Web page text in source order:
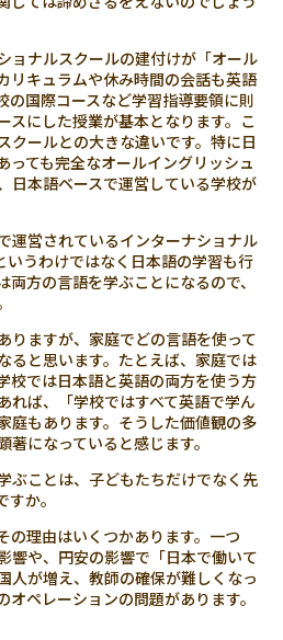
ョナルスクールの建付けが「オール
リキュラムや休み時間の会話も英語
の国際コースなど学習指導要領に則
スにした授業が基本となります。こ
クールとの大きな違いです。特に日
っても完全なオールイングリッシュ
日本語ベースで運営している学校が
運営されているインターナショナル
うわけではなく日本語の学習も行
方の言語を学ぶことになるので、
りますが、家庭でどの言語を使って
ると思います。たとえば、家庭では
校では日本語と英語の両方を使う方
れば、「学校ではすべて英語で学ん
庭もあります。そうした価値観の多
になっていると感じます。
ぶことは、子どもたちだけでなく先
か。
の理由はいくつかあります。一つ
響や、円安の影響で「日本で働いて
人が増え、教師の確保が難しくなっ
ペレーションの問題があります。